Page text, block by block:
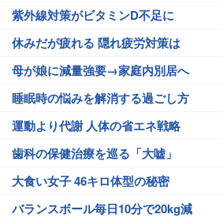
紫外線対策がビタミンD不足に
休みだが疲れる 隠れ疲労対策は
母が娘に減量強要→家庭内別居へ
睡眠時の悩みを解消する過ごし方
運動より代謝 人体の省エネ戦略
歯科の保健治療を巡る「大嘘」
大食い女子 46キロ体型の秘密
バランスボール毎日10分で20kg減